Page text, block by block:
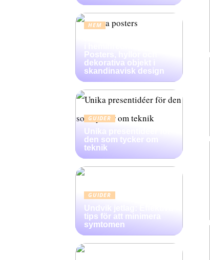
HEM
Posters, hyllor och
dekorativa objekt i
skandinavisk design
GUIDER
Unika presentidéer för
den som tycker om
teknik
GUIDER
Undvik jetlag: Effektiva
tips för att minimera
symtomen